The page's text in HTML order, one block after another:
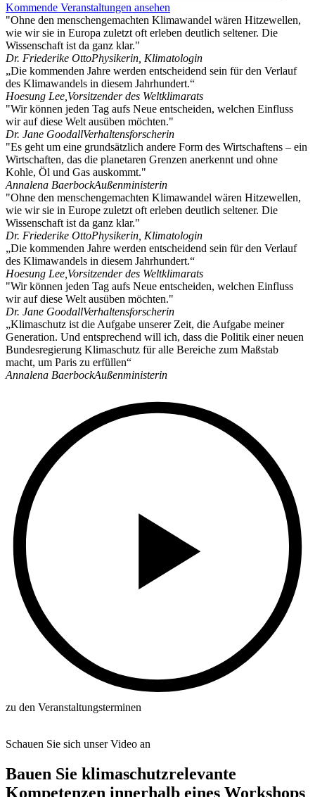
Kommende Veranstaltungen ansehen
"Ohne den menschengemachten Klimawandel wären Hitzewellen,
wie wir sie in Europa zuletzt oft erleben deutlich seltener. Die
Wissenschaft ist da ganz klar."
Dr. Friederike OttoPhysikerin, Klimatologin
„Die kommenden Jahre werden entscheidend sein für den Verlauf
des Klimawandels in diesem Jahrhundert.“
Hoesung Lee, Vorsitzender des Weltklimarats
"Wir können jeden Tag aufs Neue entscheiden, welchen Einfluss
wir auf diese Welt ausüben möchten."
Dr. Jane GoodallVerhaltensforscherin
"Es geht um eine grundsätzlich andere Form des Wirtschaftens – ein
Wirtschaften, das die planetaren Grenzen anerkennt und ohne
Kohle, Öl und Gas auskommt."
Annalena BaerbockAußenministerin
"Ohne den menschengemachten Klimawandel wären Hitzewellen,
wie wir sie in Europe zuletzt oft erleben deutlich seltener. Die
Wissenschaft ist da ganz klar."
Dr. Friederike OttoPhysikerin, Klimatologin
„Die kommenden Jahre werden entscheidend sein für den Verlauf
des Klimawandels in diesem Jahrhundert.“
Hoesung Lee, Vorsitzender des Weltklimarats
"Wir können jeden Tag aufs Neue entscheiden, welchen Einfluss
wir auf diese Welt ausüben möchten."
Dr. Jane GoodallVerhaltensforscherin
„Klimaschutz ist die Aufgabe unserer Zeit, die Aufgabe meiner
Generation. Und entsprechend will ich, dass die Politik einer neuen
Bundesregierung Klimaschutz für alle Bereiche zum Maßstab
macht, um Paris zu erfüllen“
Annalena BaerbockAußenministerin
zu den Veranstaltungsterminen
Schauen Sie sich unser Video an
Bauen Sie klimaschutzrelevante
Kompetenzen innerhalb eines Workshops